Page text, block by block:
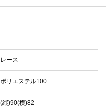
レース
ポリエステル100
(縦)90(横)82